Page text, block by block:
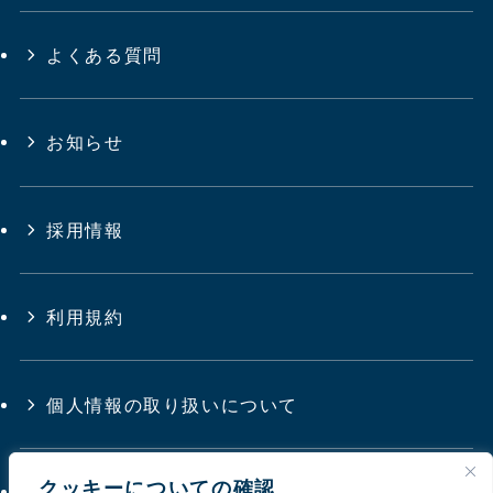
クッキーについての確認
よくある質問
お知らせ
採用情報
利用規約
個人情報の取り扱いについて